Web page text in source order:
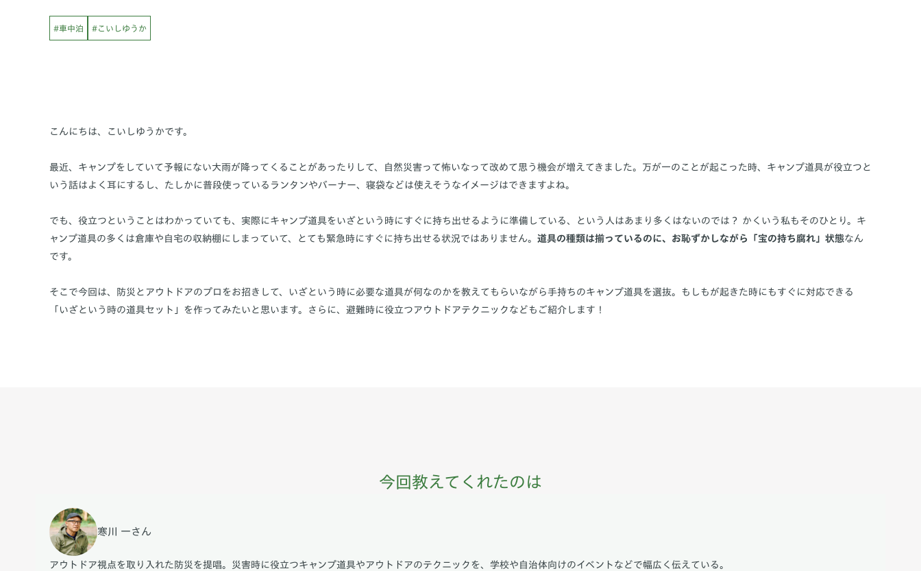
#車中泊 #こいしゆうか
こんにちは、こいしゆうかです。
最近、キャンプをしていて予報にない大雨が降ってくることがあったりして、自然災害って怖いなって改めて思う機会が増えてきました。万が一のことが起こった時、キャンプ道具が役立つと
いう話はよく耳にするし、たしかに普段使っているランタンやバーナー、寝袋などは使えそうなイメージはできますよね。
でも、役立つということはわかっていても、実際にキャンプ道具をいざという時にすぐに持ち出せるように準備している、という人はあまり多くはないのでは？ かくいう私もそのひとり。キ
ャンプ道具の多くは倉庫や自宅の収納棚にしまっていて、とても緊急時にすぐに持ち出せる状況ではありません。 道具の種類は揃っているのに、お恥ずかしながら「宝の持ち腐れ」状態なん
です。
そこで今回は、防災とアウトドアのプロをお招きして、いざという時に必要な道具が何なのかを教えてもらいながら手持ちのキャンプ道具を選抜。もしもが起きた時にもすぐに対応できる
「いざという時の道具セット」を作ってみたいと思います。さらに、避難時に役立つアウトドアテクニックなどもご紹介します！
今回教えてくれたのは
寒川 一さん
アウトドア視点を取り入れた防災を提唱。災害時に役立つキャンプ道具やアウトドアのテクニックを、学校や自治体向けのイベントなどで幅広く伝えている。